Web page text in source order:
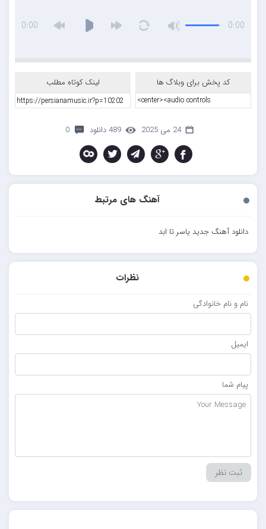
0:00
0:00
کد پخش برای وبلاگ ها لینک کوتاه مطلب
24 می 2025 489 دانلود 0
آهنگ های مرتبط
دانلود آهنگ جدید یاسر تا ابد
نظرات
نام و نام خانوادگی
ایمیل
پیام شما